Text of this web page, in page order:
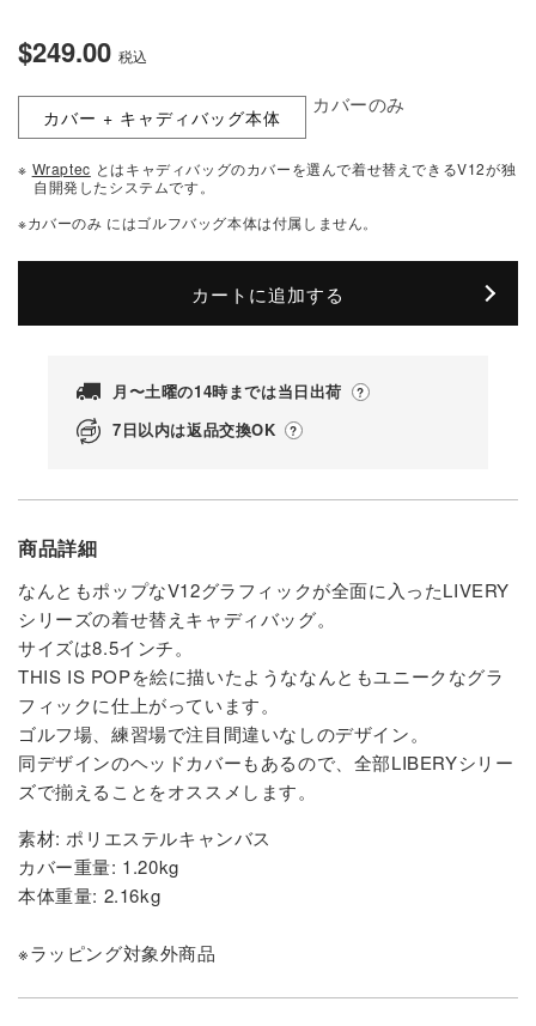
通
価
格
$249.00 税込
カバー + キャディバッグ本体
カバーのみ
※ Wraptec とはキャディバッグのカバーを選んで着せ替えできるV12が独
自開発したシステムです。
※カバーのみ にはゴルフバッグ本体は付属しません。
カートに追加する
月〜土曜の14時までは当日出荷
7日以内は返品交換OK
商品詳細
なんともポップなV12グラフィックが全面に入ったLIVERY
シリーズの着せ替えキャディバッグ。
サイズは8.5インチ。
THIS IS POPを絵に描いたようななんともユニークなグラ
フィックに仕上がっています。
ゴルフ場、練習場で注目間違いなしのデザイン。
同デザインのヘッドカバーもあるので、全部LIBERYシリー
ズで揃えることをオススメします。
素材: ポリエステルキャンバス
カバー重量: 1.20kg
本体重量: 2.16kg
※ラッピング対象外商品